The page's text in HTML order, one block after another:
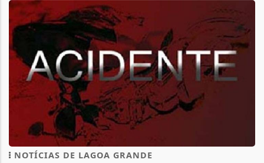
NOTÍCIAS DE LAGOA GRANDE